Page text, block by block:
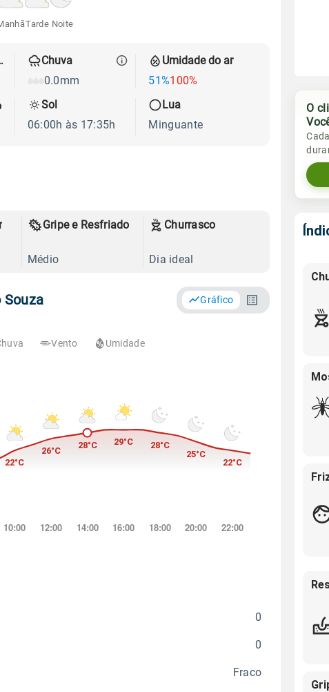
Tarde Noite
Chuva
0.0mm
Umidade do ar
51%100%
Sol
06:00h às 17:35h
Lua
Minguante
Gripe e Resfriado
Médio
Churrasco
Dia ideal
Gráfico
Vento Umidade
0
0
Fraco
O